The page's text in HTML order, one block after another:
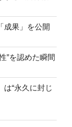
成果」を公開
”を認めた瞬間
“永久に封じ